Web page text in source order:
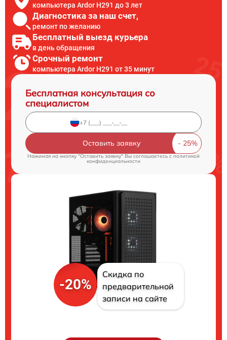
компьютера Ardor H291 до 3 лет
Диагностика за наш счет,
ремонт по желанию
Бесплатный выезд курьера
в день обращения
Срочный ремонт
компьютера Ardor H291 от 35 минут
Бесплатная консультация со
специалистом
Оставить заявку
Нажимая на кнопку "Оставить заявку" Вы соглашаетесь cполитикой
конфиденциальности
-20%
Скидка по
предварительной
записи на сайте